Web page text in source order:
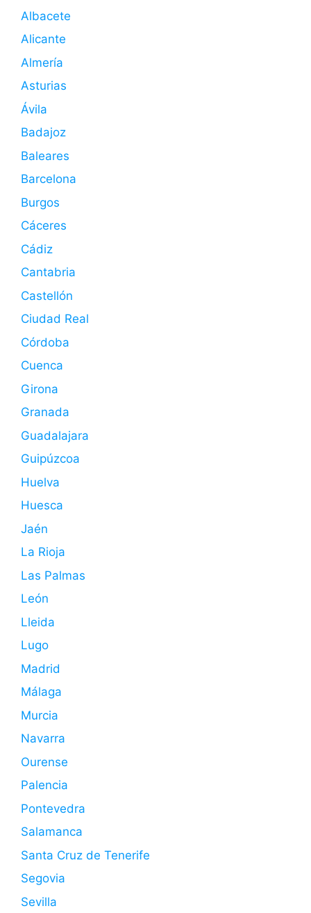
Albacete
Alicante
Almería
Asturias
Ávila
Badajoz
Baleares
Barcelona
Burgos
Cáceres
Cádiz
Cantabria
Castellón
Ciudad Real
Córdoba
Cuenca
Girona
Granada
Guadalajara
Guipúzcoa
Huelva
Huesca
Jaén
La Rioja
Las Palmas
León
Lleida
Lugo
Madrid
Málaga
Murcia
Navarra
Ourense
Palencia
Pontevedra
Salamanca
Santa Cruz de Tenerife
Segovia
Sevilla